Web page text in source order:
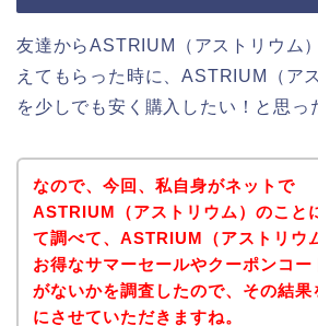
友達からASTRIUM（アストリウム
えてもらった時に、ASTRIUM（ア
を少しでも安く購入したい！と思っ
なので、今回、私自身がネットで
ASTRIUM（アストリウム）のこと
て調べて、ASTRIUM（アストリウ
お得なサマーセールやクーポンコー
がないかを調査したので、その結果
にさせていただきますね。